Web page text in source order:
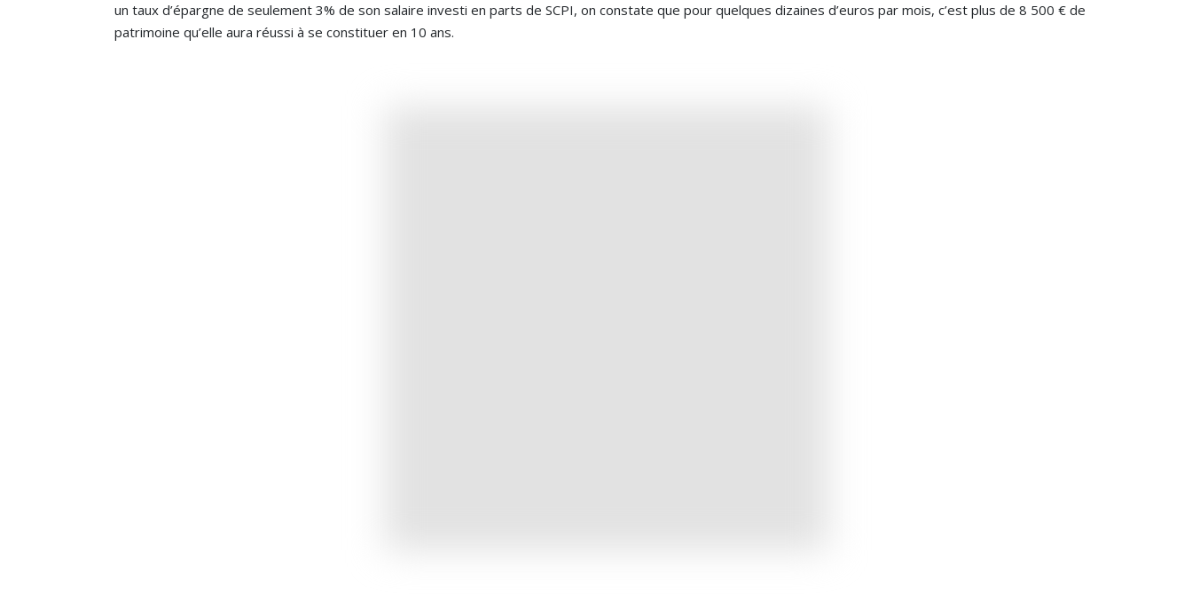
un taux d’épargne de seulement 3% de son salaire investi en parts de SCPI, on constate que pour quelques dizaines d’euros par mois, c’est plus de 8 500 € de
patrimoine qu’elle aura réussi à se constituer en 10 ans.